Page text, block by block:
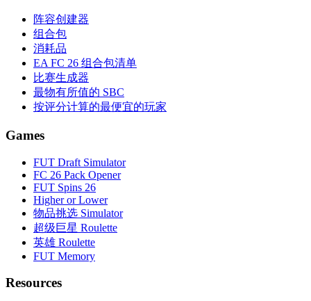
阵容创建器
组合包
消耗品
EA FC 26 组合包清单
比赛生成器
最物有所值的 SBC
按评分计算的最便宜的玩家
Games
FUT Draft Simulator
FC 26 Pack Opener
FUT Spins 26
Higher or Lower
物品挑选 Simulator
超级巨星 Roulette
英雄 Roulette
FUT Memory
Resources